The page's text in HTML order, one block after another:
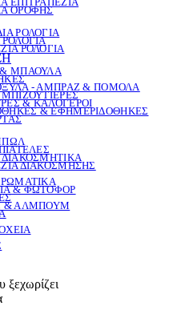
ΟΡΟΦΗΣ
ΡΟΛΟΓΙΑ
ΡΟΛΟΓΙΑ
ΡΟΛΟΓΙΑ
ΜΠΑΟΥΛΑ
- ΑΜΠΡΑΖ & ΠΟΜΟΛΑ
& ΚΑΛΟΓΕΡΟΙ
& ΕΦΗΜΕΡΙΔΟΘΗΚΕΣ
ΔΙΑΚΟΣΜΗΤΙΚΑ
ΔΙΑΚΟΣΜΗΣΗΣ
& ΦΩΤΟΦΟΡ
& ΑΛΜΠΟΥΜ
ξεχωρίζει